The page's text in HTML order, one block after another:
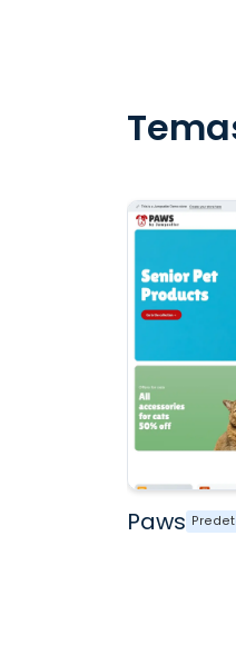
Paws